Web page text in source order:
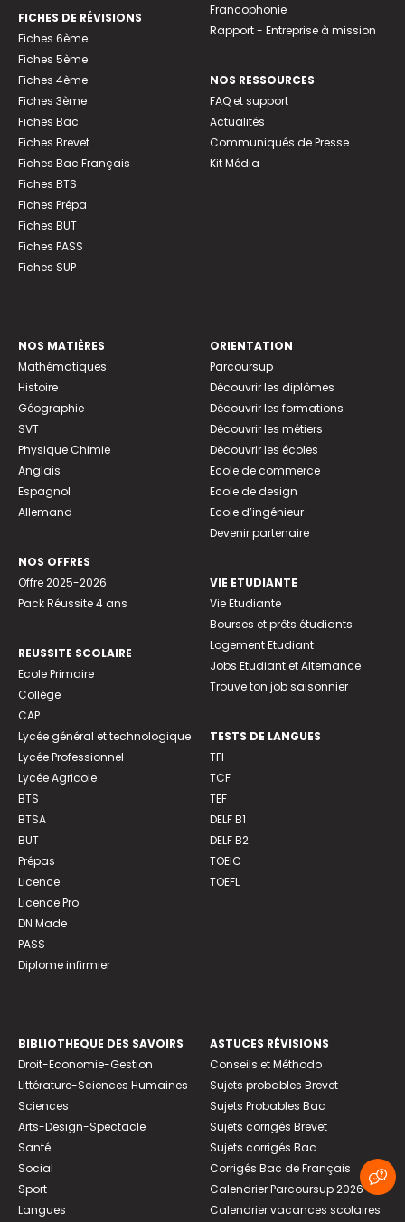
FICHES DE RÉVISIONS
Fiches 6ème
Fiches 5ème
Fiches 4ème
Fiches 3ème
Fiches Bac
Fiches Brevet
Fiches Bac Français
Fiches BTS
Fiches Prépa
Fiches BUT
Fiches PASS
Fiches SUP
Francophonie
Rapport - Entreprise à mission
NOS RESSOURCES
FAQ et support
Actualités
Communiqués de Presse
Kit Média
NOS MATIÈRES
Mathématiques
Histoire
Géographie
SVT
Physique Chimie
Anglais
Espagnol
Allemand
NOS OFFRES
Offre 2025-2026
Pack Réussite 4 ans
REUSSITE SCOLAIRE
Ecole Primaire
Collège
CAP
Lycée général et technologique
Lycée Professionnel
Lycée Agricole
BTS
BTSA
BUT
Prépas
Licence
Licence Pro
DN Made
PASS
Diplome infirmier
ORIENTATION
Parcoursup
Découvrir les diplômes
Découvrir les formations
Découvrir les métiers
Découvrir les écoles
Ecole de commerce
Ecole de design
Ecole d’ingénieur
Devenir partenaire
VIE ETUDIANTE
Vie Etudiante
Bourses et prêts étudiants
Logement Etudiant
Jobs Etudiant et Alternance
Trouve ton job saisonnier
TESTS DE LANGUES
TFI
TCF
TEF
DELF B1
DELF B2
TOEIC
TOEFL
BIBLIOTHEQUE DES SAVOIRS
Droit-Economie-Gestion
Littérature-Sciences Humaines
Sciences
Arts-Design-Spectacle
Santé
Social
Sport
Langues
ASTUCES RÉVISIONS
Conseils et Méthodo
Sujets probables Brevet
Sujets Probables Bac
Sujets corrigés Brevet
Sujets corrigés Bac
Corrigés Bac de Français
Calendrier Parcoursup 2026
Calendrier vacances scolaires